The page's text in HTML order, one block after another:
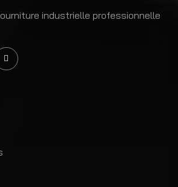
industrielle professionnelle